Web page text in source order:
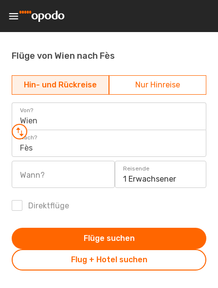
Flüge von Wien nach Fès
Hin- und Rückreise Nur Hinreise
Von?
Wien
Nach?
Fès
Wann?
Reisende
1 Erwachsener
Direktflüge
Flug + Hotel suchen
Flüge suchen